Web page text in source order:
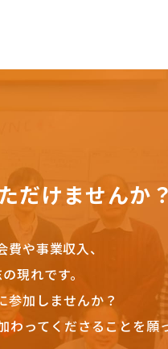
だけませんか？
や事業収入、
現れです。
参加しませんか？
ってくださることを願っ